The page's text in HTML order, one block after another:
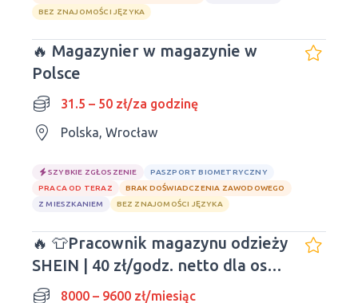
BEZ ZNAJOMOŚCI JĘZYKA
🔥 Magazynier w magazynie w
Polsce
31.5 – 50 zł/za godzinę
Polska, Wrocław
SZYBKIE ZGŁOSZENIE
PASZPORT BIOMETRYCZNY
PRACA OD TERAZ
BRAK DOŚWIADCZENIA ZAWODOWEGO
Z MIESZKANIEM
BEZ ZNAJOMOŚCI JĘZYKA
🔥 👕Pracownik magazynu odzieży
SHEIN | 40 zł/godz. netto dla osób
młodych!8000 – 9600 zł/miesiąc